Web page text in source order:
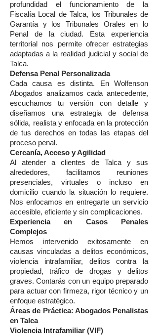
profundidad el funcionamiento de la
Fiscalía Local de Talca, los Tribunales de
Garantía y los Tribunales Orales en lo
Penal de la ciudad. Esta experiencia
territorial nos permite ofrecer estrategias
adaptadas a la realidad judicial y social de
Talca.
Defensa Penal Personalizada
Cada causa es distinta. En Wolfenson
Abogados analizamos cada antecedente,
escuchamos tu versión con detalle y
diseñamos una estrategia de defensa
sólida, realista y enfocada en la protección
de tus derechos en todas las etapas del
proceso penal.
Cercanía, Acceso y Agilidad
Al atender a clientes de Talca y sus
alrededores, facilitamos reuniones
presenciales, virtuales o incluso en
domicilio cuando la situación lo requiere.
Nos enfocamos en entregarte un servicio
accesible, eficiente y sin complicaciones.
Experiencia en Casos Penales
Complejos
Hemos intervenido exitosamente en
causas vinculadas a delitos económicos,
violencia intrafamiliar, delitos contra la
propiedad, tráfico de drogas y delitos
graves. Contarás con un equipo preparado
para actuar con firmeza, rigor técnico y un
enfoque estratégico.
Áreas de Práctica: Abogados Penalistas
en Talca
Violencia Intrafamiliar (VIF)